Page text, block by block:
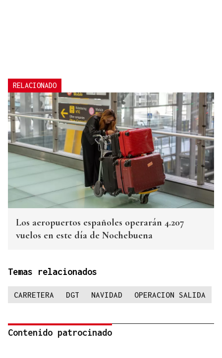
RELACIONADO
Los aeropuertos españoles operarán 4.207
vuelos en este día de Nochebuena
Temas relacionados
CARRETERA DGT NAVIDAD OPERACION SALIDA
Contenido patrocinado